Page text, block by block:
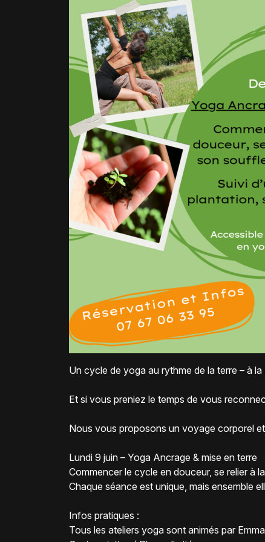
Un cycle de yoga au rythme de la terre – à
Et si vous preniez le temps de vous
Nous vous proposons un voyage corporel
Lundi 9 juin – Yoga Ancrage & mise en terre
Commencer le cycle en douceur, se relier à
Chaque séance est unique, mais ensemble
Infos pratiques :
Tous les ateliers yoga sont animés par